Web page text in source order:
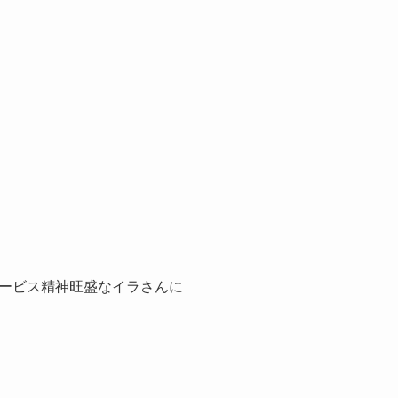
ビス精神旺盛なイラさんに